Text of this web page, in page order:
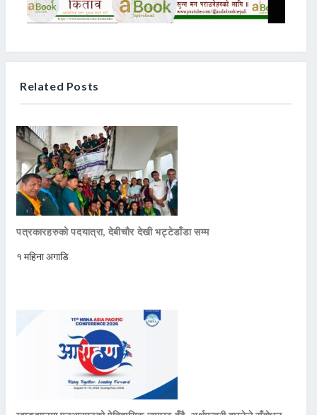
Related Posts
पत्रकारहरुको पदयात्रा, देबीचौर देखी भट्टेडाँडा सम्म
१ महिना अगाडि